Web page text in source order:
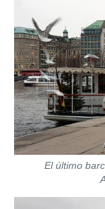
El último